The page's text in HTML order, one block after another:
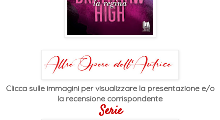
Clicca sulle immagini per visualizzare la presentazione e/o
la recensione corrispondente
Serie